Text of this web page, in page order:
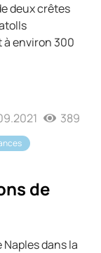
deux crêtes
à environ 300
389
de
Naples dans la